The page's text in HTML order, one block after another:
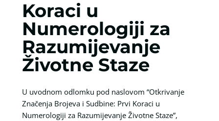
Koraci u
Numerologiji za
Razumijevanje
Životne Staze
U uvodnom odlomku pod naslovom “Otkrivanje
Značenja Brojeva i Sudbine: Prvi Koraci u
Numerologiji za Razumijevanje Životne Staze”,